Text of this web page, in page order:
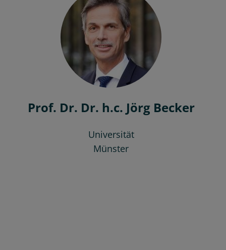
Prof. Dr. Dr. h.c. Jörg Becker
Universität
Münster